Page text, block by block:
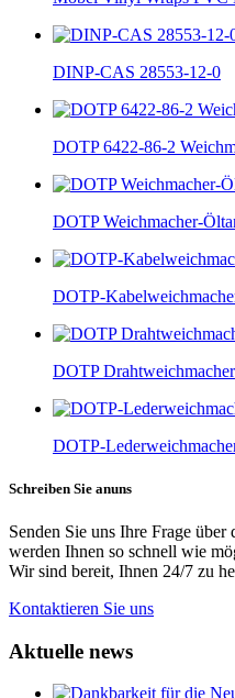
DINP-CAS 28553-12-0
DOTP 6422-86-2
DOTP Weichmacher-
DOTP-
DOTP Drahtweichmacher
DOTP-
Schreiben Sie anuns
Senden Sie uns Ihre Frage
werden Ihnen so schnell wie
Wir sind bereit, Ihnen 24/7 zu
Kontaktieren Sie uns
Aktuelle news